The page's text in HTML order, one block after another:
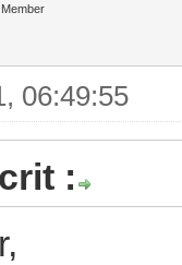
06:49:55
: